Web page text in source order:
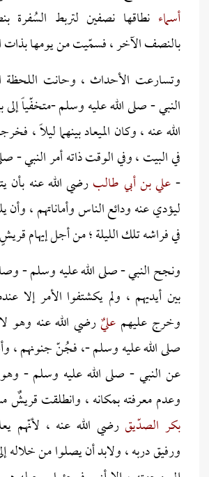
أسماء نطاقها نصفين لتربط السُفرة
بالنصف الآخر ، فسمّيت من يومها بذات
وتسارعت الأحداث ، وحانت اللحظة
النبي - صلى الله عليه وسلم -متخفّياً
الله عنه ، وكان الميعاد بينهما ليلاً ،
في البيت ، وفي الوقت ذاته أمر النبي -
-علي بن أبي طالبرضي الله عنه
ليؤدي عنه ودائع الناس وأماناتهم ،
في فراشه تلك الليلة ؛ من أجل إيهام
ونجح النبي - صلى الله عليه وسلم -
بين أيديهم ، ولم يكشتفوا الأمر إلا
وخرج عليهم عليٌرضي الله عنه وهو
صلى الله عليه وسلم -، فجُنّ جنونهم ،
عن النبي - صلى الله عليه وسلم -
وعدم معرفته بمكانه ، وانطلقت قريشٌ
بكر الصدّيقرضي الله عنه ، لأنّهم
ورفيق دربه ، ولابد أن يصلوا من خلاله